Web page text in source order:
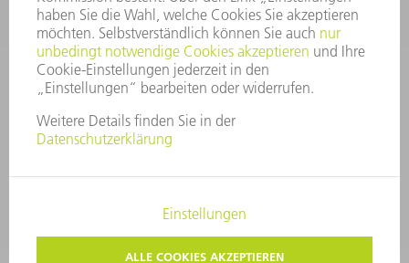
spareparts.tld@trumpf.com
COPYRIGHT UND MARKENZEICHEN
NUTZUNGSBEDINGUNGEN